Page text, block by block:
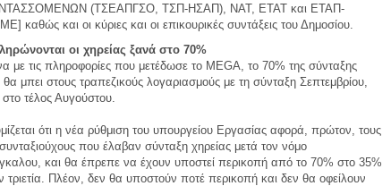
(ΤΣΕΑΠΓΣΟ, ΤΣΠ-ΗΣΑΠ), ΝΑΤ, ΕΤΑΤ και ΕΤΑΠ-
καθώς και οι κύριες και οι επικουρικές συντάξεις του Δημοσίου.
οι χηρείας ξανά στο 70%
με τις πληροφορίες που μετέδωσε το MEGA, το 70% της σύνταξης
θα μπει στους τραπεζικούς λογαριασμούς με τη σύνταξη Σεπτεμβρίου,
τέλος Αυγούστου.
ότι η νέα ρύθμιση του υπουργείου Εργασίας αφορά, πρώτον, τους
που έλαβαν σύνταξη χηρείας μετά τον νόμο
και θα έπρεπε να έχουν υποστεί περικοπή από το 70% στο 35%
τριετία. Πλέον, δεν θα υποστούν ποτέ περικοπή και δεν θα οφείλουν